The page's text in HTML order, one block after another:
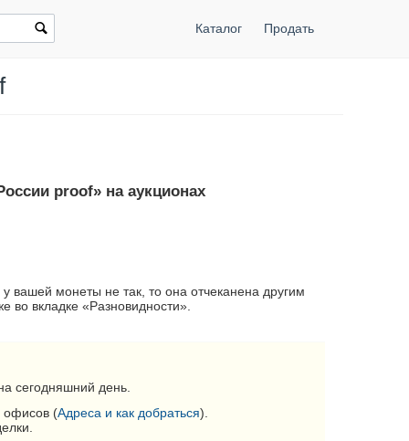
Каталог Продать
proof» на аукционах
вашей монеты не так, то она отчеканена другим
вкладке «Разновидности».
сегодняшний день.
офисов (Адреса и как добраться).